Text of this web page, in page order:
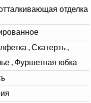
отделка
, Скатерть ,
, Фуршетная юбка